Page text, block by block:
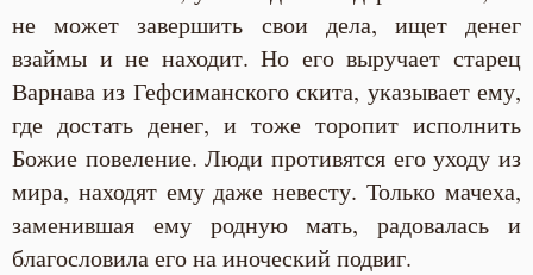
не может завершить свои дела, ищет денег
взаймы и не находит. Но его выручает старец
Варнава из Гефсиманского скита, указывает ему,
где достать денег, и тоже торопит исполнить
Божие повеление. Люди противятся его уходу из
мира, находят ему даже невесту. Только мачеха,
заменившая ему родную мать, радовалась и
благословила его на иноческий подвиг.